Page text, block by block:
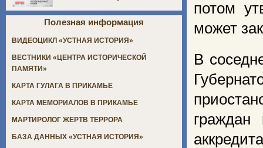
потом
может
В
граждан
Полезная информация
ВИДЕОЦИКЛ «УСТНАЯ ИСТОРИЯ»
ВЕСТНИКИ «ЦЕНТРА ИСТОРИЧЕСКОЙ
ПАМЯТИ»
КАРТА ГУЛАГА В ПРИКАМЬЕ
КАРТА МЕМОРИАЛОВ В ПРИКАМЬЕ
МАРТИРОЛОГ ЖЕРТВ ТЕРРОРА
БАЗА ДАННЫХ «УСТНАЯ ИСТОРИЯ»